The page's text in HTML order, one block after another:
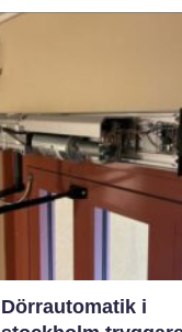
samlas där det inte ska
vara, produktion
avstannar eller ...
Dörrautomatik i